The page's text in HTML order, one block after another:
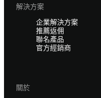
解決方案
企業解決方案
推薦返佣
聯名產品
官方經銷商
關於